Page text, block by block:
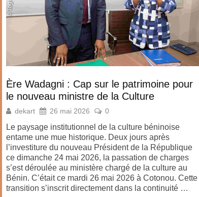
Ère Wadagni : Cap sur le patrimoine pour
le nouveau ministre de la Culture
dekart 26 mai 2026 0
Le paysage institutionnel de la culture béninoise
entame une mue historique. Deux jours après
l’investiture du nouveau Président de la République
ce dimanche 24 mai 2026, la passation de charges
s’est déroulée au ministère chargé de la culture au
Bénin. C’était ce mardi 26 mai 2026 à Cotonou. Cette
transition s’inscrit directement dans la continuité …